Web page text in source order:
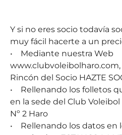
Y si no eres socio todavía
muy fácil hacerte a un
• Mediante nuestra Web
Rincón del Socio HAZTE
• Rellenando los folletos
en la sede del Club
Nº 2 Haro
• Rellenando los datos en